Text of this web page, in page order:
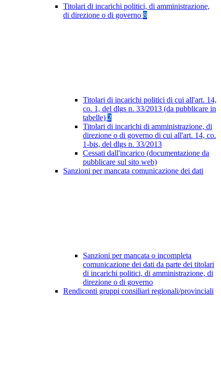
Titolari di incarichi politici, di amministrazione,
di direzione o di governo 8
Titolari di incarichi politici di cui all'art. 14,
co. 1, del dlgs n. 33/2013 (da pubblicare in
tabelle) 2
Titolari di incarichi di amministrazione, di
direzione o di governo di cui all'art. 14, co.
1-bis, del dlgs n. 33/2013
Cessati dall'incarico (documentazione da
pubblicare sul sito web)
Sanzioni per mancata comunicazione dei dati
Sanzioni per mancata o incompleta
comunicazione dei dati da parte dei titolari
di incarichi politici, di amministrazione, di
direzione o di governo
Rendiconti gruppi consiliari regionali/provinciali